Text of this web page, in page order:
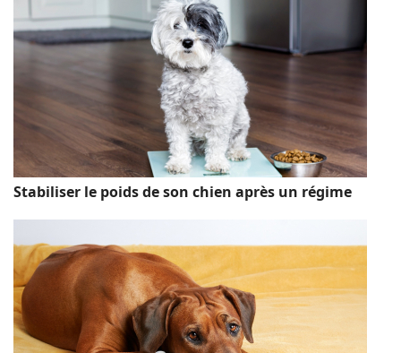
Stabiliser le poids de son chien après un régime